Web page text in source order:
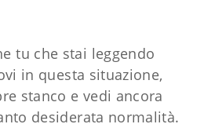
tu che stai leggendo
in questa situazione,
stanco e vedi ancora
desiderata normalità.